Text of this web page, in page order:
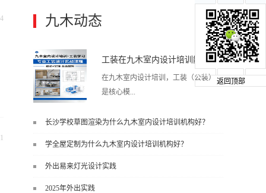
九木动态 更多>>
工装在九木室内设计培训能学到东西吗?
在九木室内设计培训，工装（公装）
是核心模...
直接用于工作的东西，不是泛泛而
谈，而是从规范、软件、材料、施工
长沙学校草图渲染为什么九木室内设计培训机构好？
学全屋定制为什么九木室内设计培训机构好？
外出易来灯光设计实践
2025年外出实践
返回顶部